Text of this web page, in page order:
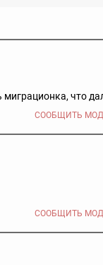
миграционка, что
СООБЩИТЬ
СООБЩИТЬ